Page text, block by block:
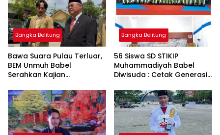
Bangka Belitung
‎Bawa Suara Pulau Terluar,
BEM Unmuh Babel
Serahkan Kajian
Menteri Abdul Mu’ti
Bangka Belitung
‎56 Siswa SD STIKIP
Muhammadiyah Babel
Diwisuda : Cetak Generasi